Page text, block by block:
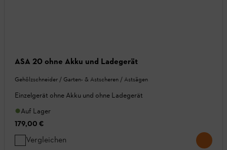
ASA 20 ohne Akku und Ladegerät
Gehölzschneider / Garten- & Astscheren / Astsägen
Einzelgerät ohne Akku und ohne Ladegerät
Auf Lager
179,00 €
Vergleichen